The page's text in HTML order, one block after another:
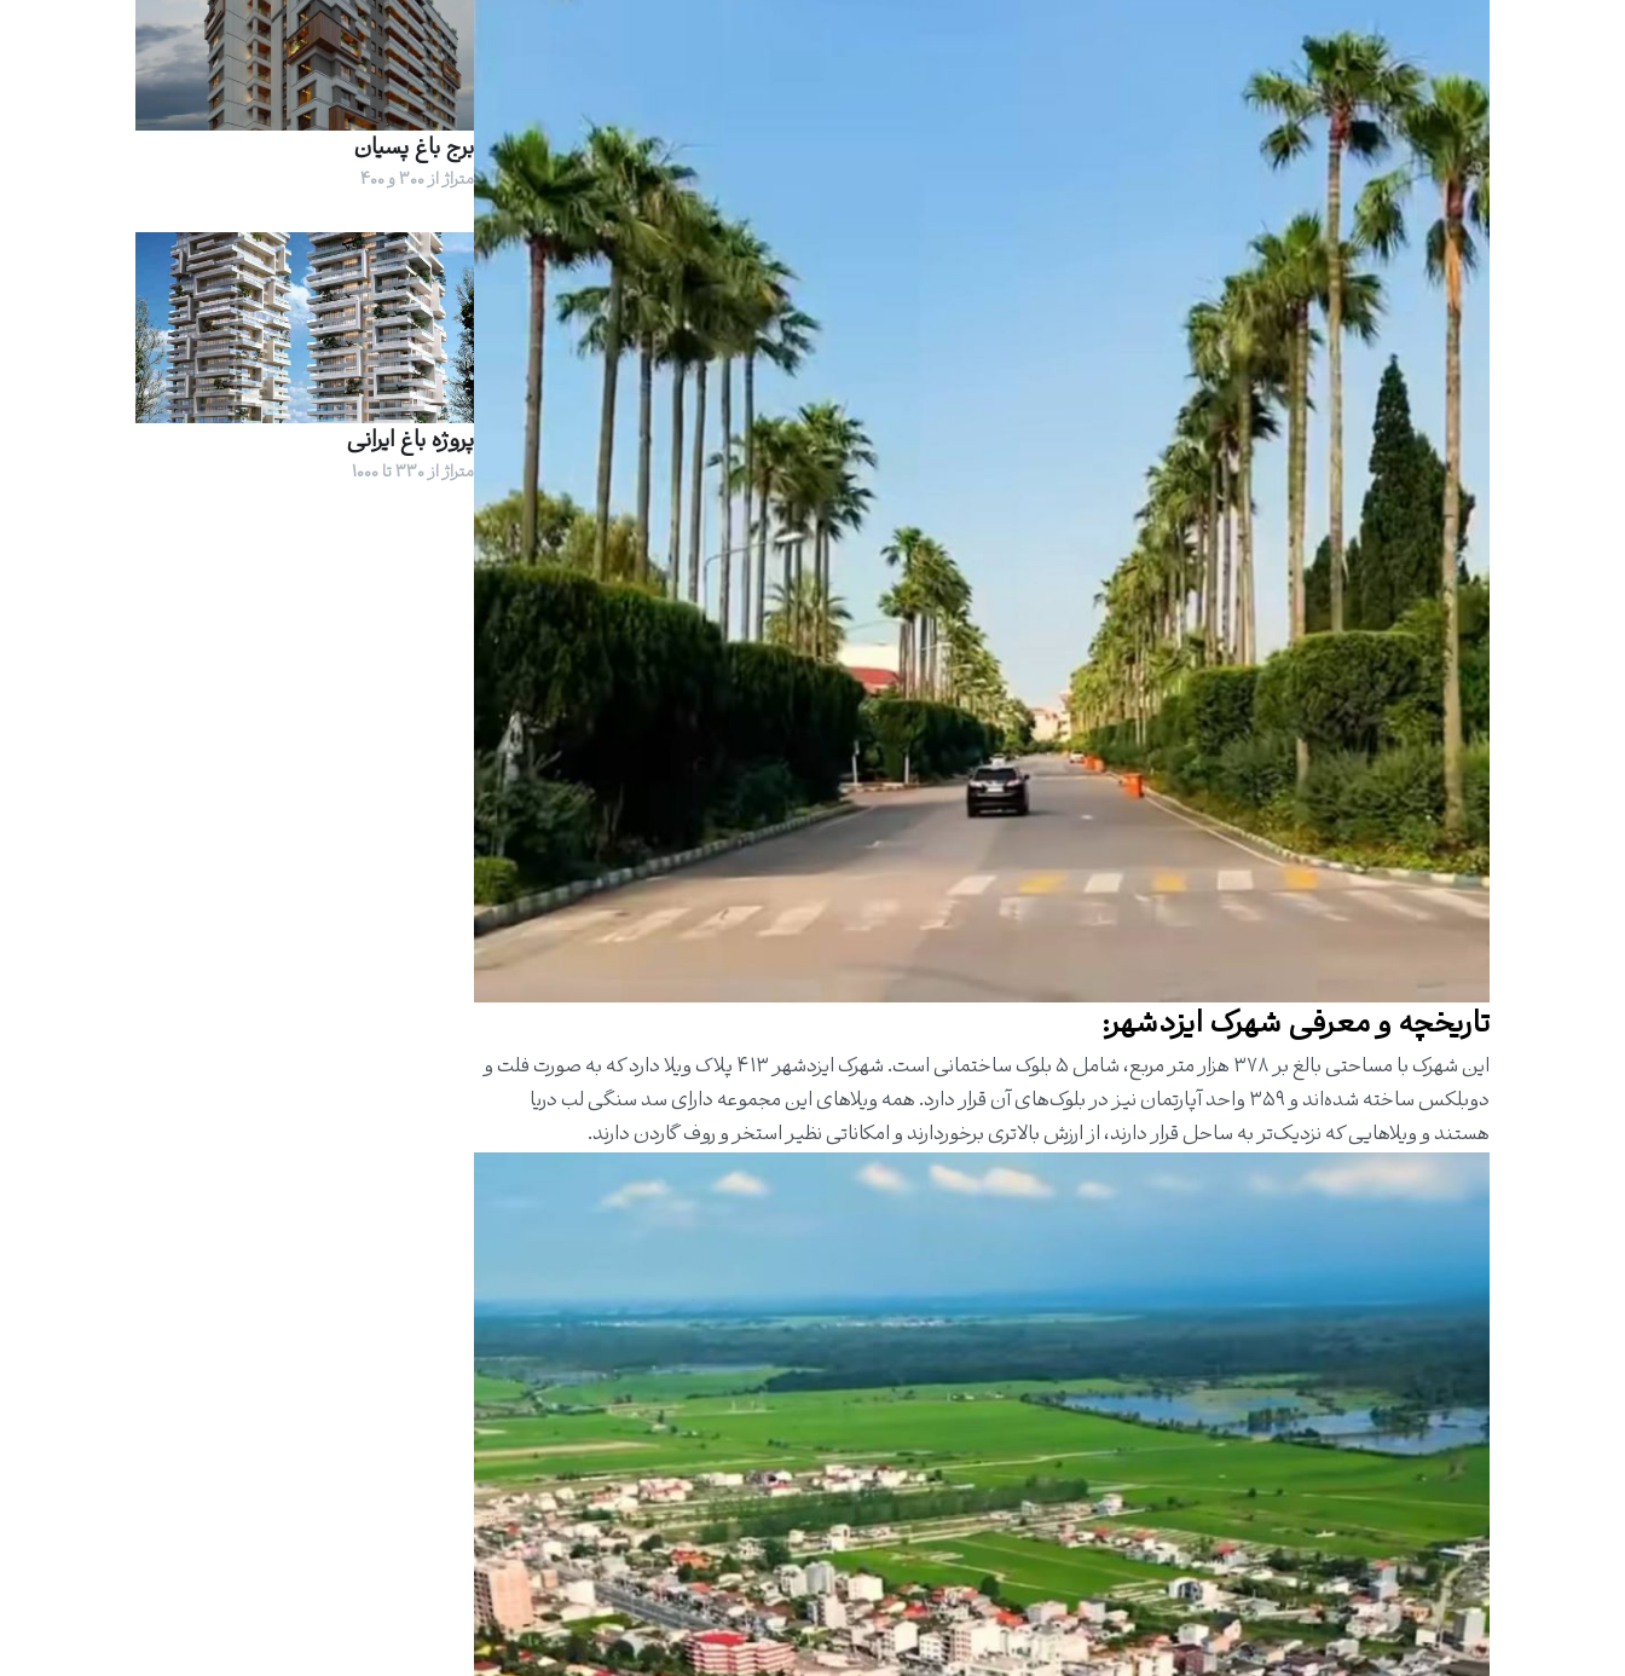
تاریخچه و معرفی شهرک ایزدشهر:
این شهرک با مساحتی بالغ بر ۳۷۸ هزار متر مربع، شامل ۵ بلوک ساختمانی است. شهرک ایزدشهر ۴۱۳ پلاک ویلا دارد که به صورت فلت و
دوبلکس ساخته شده‌اند و ۳۵۹ واحد آپارتمان نیز در بلوک‌های آن قرار دارد. همه ویلاهای این مجموعه دارای سد سنگی لب دریا
هستند و ویلاهایی که نزدیک‌تر به ساحل قرار دارند، از ارزش بالاتری برخوردارند و امکاناتی نظیر استخر و روف گاردن دارند.
برج باغ پسیان
متراژ از 300 و 400
پروژه باغ ایرانی
متراژ از 330 تا 1000